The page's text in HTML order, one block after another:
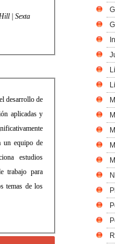
| Sexta
desarrollo de
aplicadas y
un equipo de
estudios
trabajo para
temas de los